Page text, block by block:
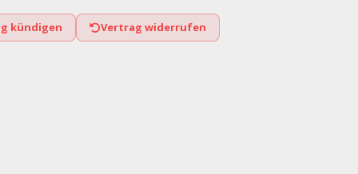
kündigen Vertrag widerrufen